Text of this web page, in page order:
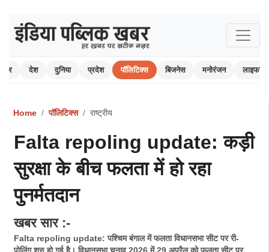
देश दुनिया प्रदेश पॉलिटिक्स बिजनेस मनोरंजन
Home पॉलिटिक्स राष्ट्रीय
Falta repoling update: कड़ी
सुरक्षा के बीच फलता में हो रहा
पुनर्मतदान
खबर सार :-
Falta repoling update: पश्चिम बंगाल में फलता विधानसभा सीट पर री-